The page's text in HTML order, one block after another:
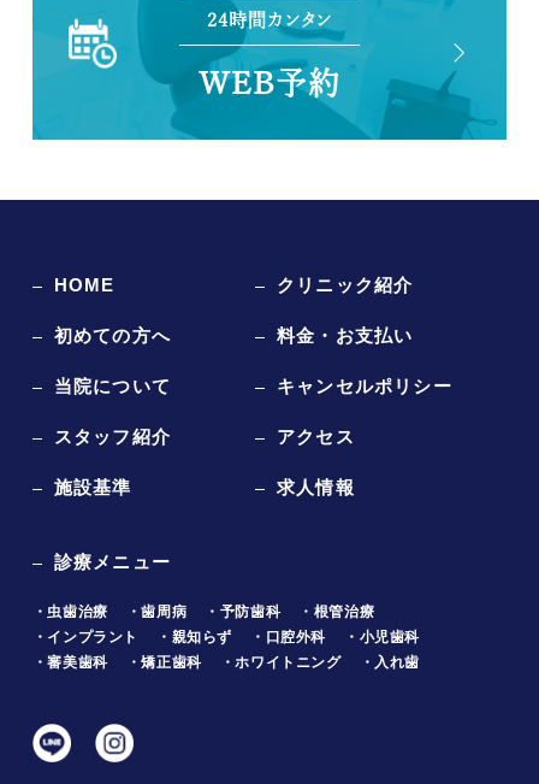
24時間カンタン
WEB予約
HOME
初めての方へ
当院について
スタッフ紹介
施設基準
クリニック紹介
料金・お支払い
キャンセルポリシー
アクセス
求人情報
診療メニュー
・虫歯治療 ・歯周病 ・予防歯科
・根管治療
・インプラント
・親知らず ・口腔外科
・小児歯科
・審美歯科
・矯正歯科 ・ホワイトニング ・入れ歯